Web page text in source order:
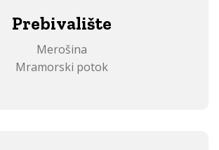
Prebivalište
Merošina
Mramorski potok